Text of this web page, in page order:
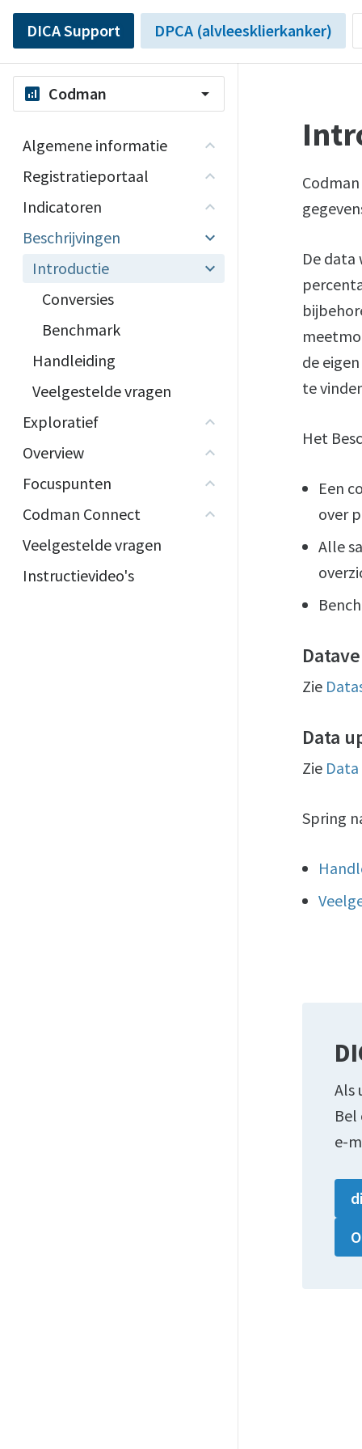
DICA Support DPCA (alvleesklierkanker)
analytics Codman arrow_drop_down
Algemene informatie
Registratieportaal
Indicatoren
Beschrijvingen
Introductie
Conversies
Benchmark
Handleiding
Veelgestelde vragen
Exploratief
Overview
Focuspunten
Codman Connect
Veelgestelde vragen
Instructievideo's
De
de
te
Het
Een
over
Alle
Zie
Data
Zie
Spring
Als
e-